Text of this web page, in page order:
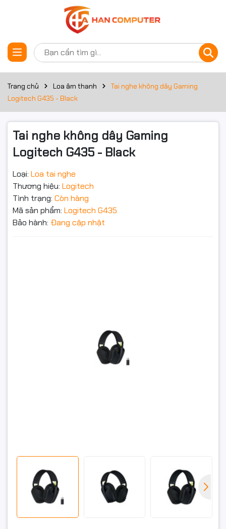
Trang chủ Loa âm thanh
Tai nghe không dây Gaming
Logitech G435 - Black
Tai nghe không dây Gaming
Logitech G435 - Black
Loại: Loa tai nghe
Thương hiệu: Logitech
Tình trạng: Còn hàng
Mã sản phẩm: Logitech G435
Bảo hành: Đang cập nhật
Thông số kỹ thuật
Tai nghe không dây
Logitech G435 - Black |
Âm thanh sống động,
siêu nhẹ, kết nối đa
dạng
tiện lợi và linh hoạt cho người dùng.
Logitech G435 - Black
là một trong những lựa chọn hàng đầu
dành cho game thủ, dân văn phòng hay những ai yêu thích
sự gọn nhẹ nhưng vẫn đòi hỏi chất âm chân thực.
Thiết kế siêu nhẹ – thoải mái
Đặt trước sản phẩm